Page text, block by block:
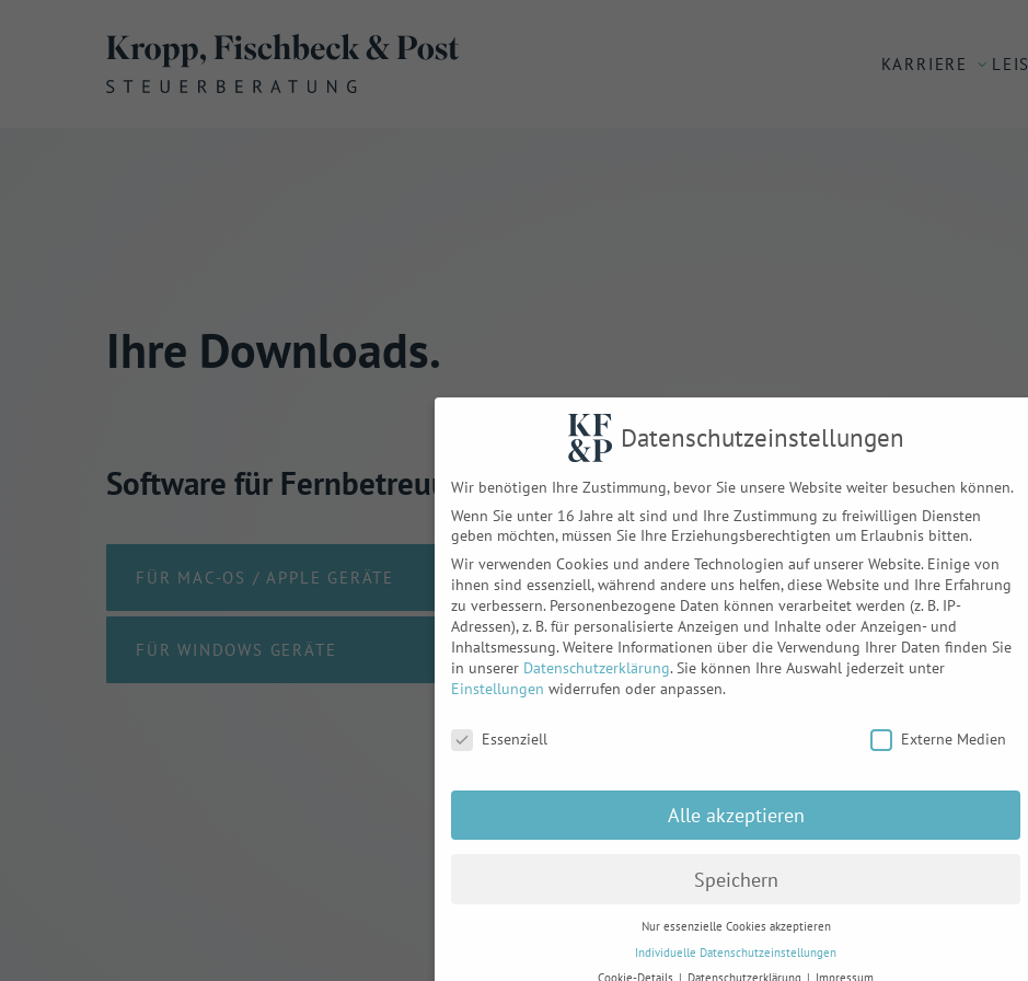
KARRIERE
Ihre Downloads.
Software für Fernbetreuung:
FÜR MAC-OS / APPLE GERÄTE
FÜR WINDOWS GERÄTE
Formulare und
BEFREIUNG RV-
SOFORTMELDUNG
Datenschutzeinstellungen
Wir benötigen Ihre Zustimmung, bevor Sie unsere Website weiter besuchen können.
Wenn Sie unter 16 Jahre alt sind und Ihre Zustimmung zu freiwilligen Diensten
geben möchten, müssen Sie Ihre Erziehungsberechtigten um Erlaubnis bitten.
Wir verwenden Cookies und andere Technologien auf unserer Website. Einige von
ihnen sind essenziell, während andere uns helfen, diese Website und Ihre Erfahrung
zu verbessern. Personenbezogene Daten können verarbeitet werden (z. B. IP-
Adressen), z. B. für personalisierte Anzeigen und Inhalte oder Anzeigen- und
Inhaltsmessung. Weitere Informationen über die Verwendung Ihrer Daten finden Sie
in unserer Datenschutzerklärung. Sie können Ihre Auswahl jederzeit unter
Einstellungen widerrufen oder anpassen.
Essenziell Externe Medien
Alle akzeptieren
Speichern
Nur essenzielle Cookies akzeptieren
Individuelle Datenschutzeinstellungen